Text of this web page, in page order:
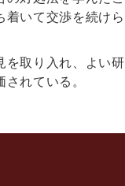
着いて交渉を続けら
を取り入れ、よい研
れている。